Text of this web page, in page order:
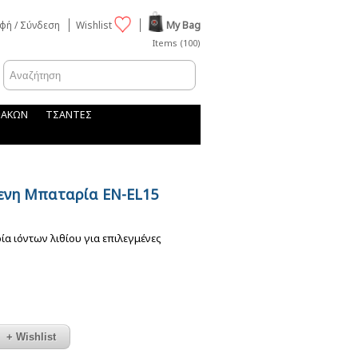
/ Σύνδεση Wishlist My Bag
Items (100)
ΤΣΑΝΤΕΣ
Μπαταρία EN-EL15
ιόντων λιθίου για επιλεγμένες